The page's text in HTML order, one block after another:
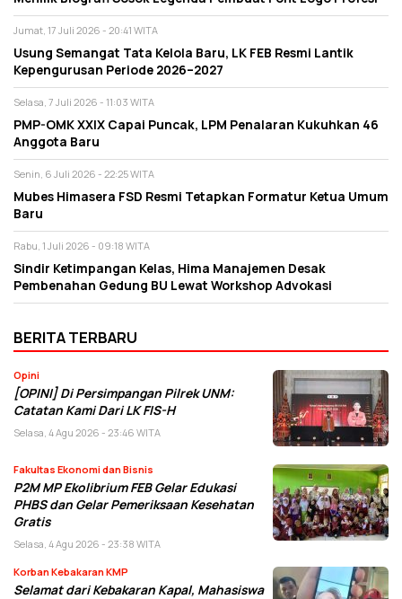
Jumat, 17 Juli 2026 - 20:41 WITA
Usung Semangat Tata Kelola Baru, LK FEB Resmi Lantik
Kepengurusan Periode 2026–2027
Selasa, 7 Juli 2026 - 11:03 WITA
PMP-OMK XXIX Capai Puncak, LPM Penalaran Kukuhkan 46
Anggota Baru
Senin, 6 Juli 2026 - 22:25 WITA
Mubes Himasera FSD Resmi Tetapkan Formatur Ketua Umum
Baru
Rabu, 1 Juli 2026 - 09:18 WITA
Sindir Ketimpangan Kelas, Hima Manajemen Desak
Pembenahan Gedung BU Lewat Workshop Advokasi
BERITA TERBARU
Opini
[OPINI] Di Persimpangan Pilrek UNM:
Catatan Kami Dari LK FIS-H
Selasa, 4 Agu 2026 - 23:46 WITA
Fakultas Ekonomi dan Bisnis
P2M MP Ekolibrium FEB Gelar Edukasi
PHBS dan Gelar Pemeriksaan Kesehatan
Gratis
Selasa, 4 Agu 2026 - 23:38 WITA
Korban Kebakaran KMP
Selamat dari Kebakaran Kapal, Mahasiswa